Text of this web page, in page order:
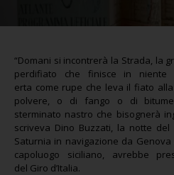
“Domani si incontrerà la Strada, la
perdifiato che finisce in niente
erta come rupe che leva il fiato
polvere, o di fango o di
sterminato nastro che bisognerà
scriveva Dino Buzzati, la notte
Saturnia in navigazione da
capoluogo siciliano, avrebbe
del Giro d’Italia.